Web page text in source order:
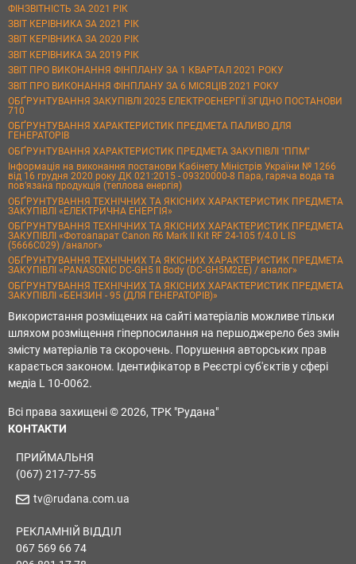
ФІНЗВІТНІСТЬ ЗА 2021 РІК
ЗВІТ КЕРІВНИКА ЗА 2021 РІК
ЗВІТ КЕРІВНИКА ЗА 2020 РІК
ЗВІТ КЕРІВНИКА ЗА 2019 РІК
ЗВІТ ПРО ВИКОНАННЯ ФІНПЛАНУ ЗА 1 КВАРТАЛ 2021 РОКУ
ЗВІТ ПРО ВИКОНАННЯ ФІНПЛАНУ ЗА 6 МІСЯЦІВ 2021 РОКУ
ОБҐРУНТУВАННЯ ЗАКУПІВЛІ 2025 ЕЛЕКТРОЕНЕРГІЇ ЗГІДНО ПОСТАНОВИ
710
ОБҐРУНТУВАННЯ ХАРАКТЕРИСТИК ПРЕДМЕТА ПАЛИВО ДЛЯ
ГЕНЕРАТОРІВ
ОБҐРУНТУВАННЯ ХАРАКТЕРИСТИК ПРЕДМЕТА ЗАКУПІВЛІ "ППМ"
Інформація на виконання постанови Кабінету Міністрів України № 1266
від 16 грудня 2020 року ДК 021:2015 - 09320000-8 Пара, гаряча вода та
пов’язана продукція (теплова енергія)
ОБҐРУНТУВАННЯ ТЕХНІЧНИХ ТА ЯКІСНИХ ХАРАКТЕРИСТИК ПРЕДМЕТА
ЗАКУПІВЛІ «ЕЛЕКТРИЧНА ЕНЕРГІЯ»
ОБҐРУНТУВАННЯ ТЕХНІЧНИХ ТА ЯКІСНИХ ХАРАКТЕРИСТИК ПРЕДМЕТА
ЗАКУПІВЛІ «Фотоапарат Canon R6 Mark II Kit RF 24-105 f/4.0 L IS
(5666C029) /аналог»
ОБҐРУНТУВАННЯ ТЕХНІЧНИХ ТА ЯКІСНИХ ХАРАКТЕРИСТИК ПРЕДМЕТА
ЗАКУПІВЛІ «PANASONIC DC-GH5 II Body (DC-GH5M2EE) / аналог»
ОБҐРУНТУВАННЯ ТЕХНІЧНИХ ТА ЯКІСНИХ ХАРАКТЕРИСТИК ПРЕДМЕТА
ЗАКУПІВЛІ «БЕНЗИН - 95 (ДЛЯ ГЕНЕРАТОРІВ)»
Використання розміщених на сайті матеріалів можливе тільки
шляхом розміщення гіперпосилання на першоджерело без змін
змісту матеріалів та скорочень. Порушення авторських прав
карається законом. Ідентифікатор в Реєстрі суб'єктів у сфері
медіа L 10-0062.
Всі права захищені © 2026, ТРК "Рудана"
КОНТАКТИ
ПРИЙМАЛЬНЯ
(067) 217-77-55
tv@rudana.com.ua
РЕКЛАМНІЙ ВІДДІЛ
067 569 66 74